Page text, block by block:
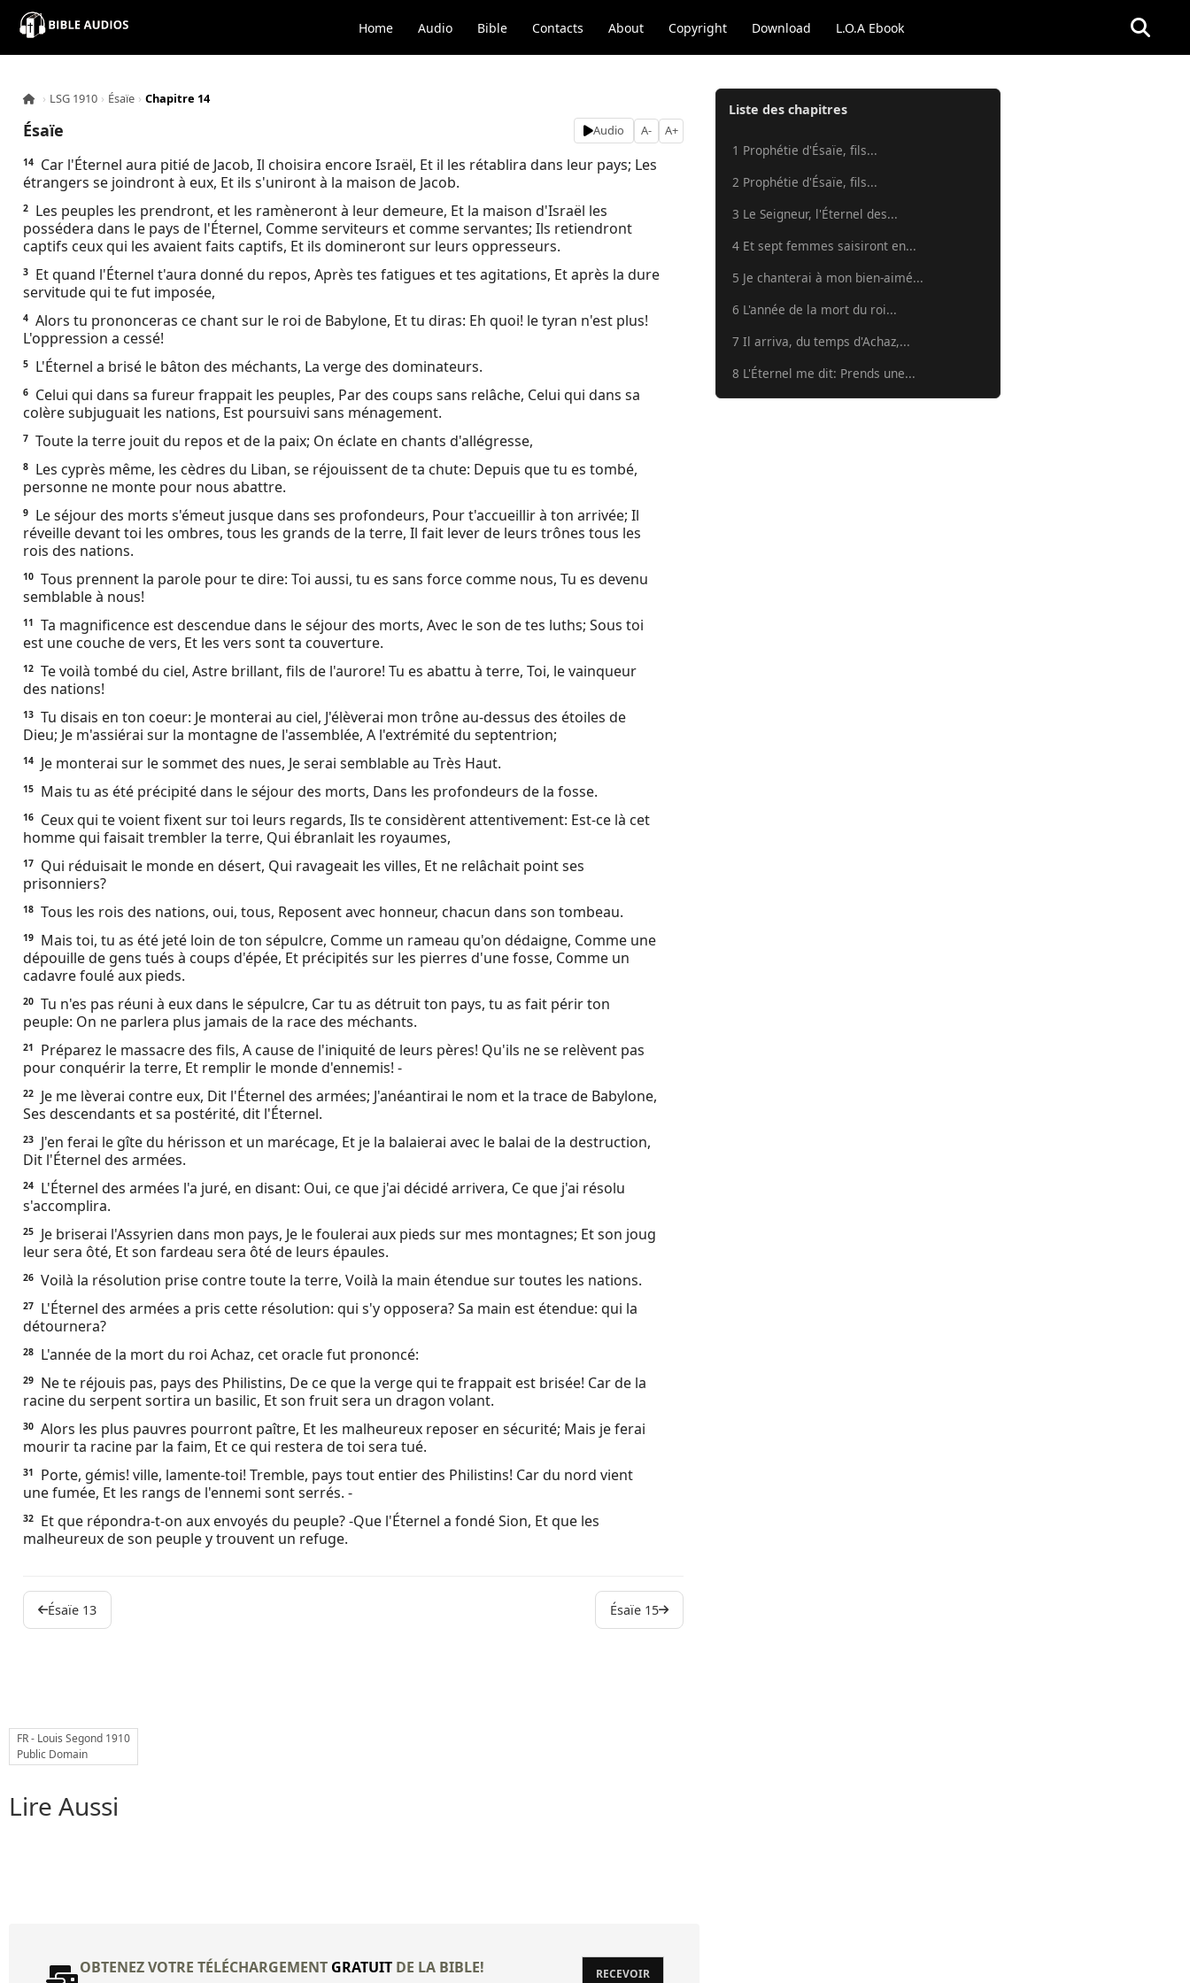
Home Audio Bible Contacts About Copyright Download L.O.A Ebook
×
Audio
Bible
Contacts
About
Copyright
Download
L.O.A
Ebook
› LSG 1910 › Ésaïe › Chapitre 14
Ésaïe Audio A- A+
14
Car l'Éternel aura pitié de Jacob, Il choisira encore Israël, Et il les rétablira dans leur pays; Les
étrangers se joindront à eux, Et ils s'uniront à la maison de Jacob.
2
Les peuples les prendront, et les ramèneront à leur demeure, Et la maison d'Israël les
possédera dans le pays de l'Éternel, Comme serviteurs et comme servantes; Ils retiendront
captifs ceux qui les avaient faits captifs, Et ils domineront sur leurs oppresseurs.
3
Et quand l'Éternel t'aura donné du repos, Après tes fatigues et tes agitations, Et après la dure
servitude qui te fut imposée,
4 Alors tu prononceras ce chant sur le roi de Babylone, Et tu diras: Eh quoi! le tyran n'est plus!
L'oppression a cessé!
5 L'Éternel a brisé le bâton des méchants, La verge des dominateurs.
6
Celui qui dans sa fureur frappait les peuples, Par des coups sans relâche, Celui qui dans sa
colère subjuguait les nations, Est poursuivi sans ménagement.
7 Toute la terre jouit du repos et de la paix; On éclate en chants d'allégresse,
8
Les cyprès même, les cèdres du Liban, se réjouissent de ta chute: Depuis que tu es tombé,
personne ne monte pour nous abattre.
9
Le séjour des morts s'émeut jusque dans ses profondeurs, Pour t'accueillir à ton arrivée; Il
réveille devant toi les ombres, tous les grands de la terre, Il fait lever de leurs trônes tous les
rois des nations.
10 Tous prennent la parole pour te dire: Toi aussi, tu es sans force comme nous, Tu es devenu
semblable à nous!
11
Ta magnificence est descendue dans le séjour des morts, Avec le son de tes luths; Sous toi
est une couche de vers, Et les vers sont ta couverture.
12 Te voilà tombé du ciel, Astre brillant, fils de l'aurore! Tu es abattu à terre, Toi, le vainqueur
des nations!
13 Tu disais en ton coeur: Je monterai au ciel, J'élèverai mon trône au-dessus des étoiles de
Dieu; Je m'assiérai sur la montagne de l'assemblée, A l'extrémité du septentrion;
14 Je monterai sur le sommet des nues, Je serai semblable au Très Haut.
15 Mais tu as été précipité dans le séjour des morts, Dans les profondeurs de la fosse.
16
Ceux qui te voient fixent sur toi leurs regards, Ils te considèrent attentivement: Est-ce là cet
homme qui faisait trembler la terre, Qui ébranlait les royaumes,
17
Qui réduisait le monde en désert, Qui ravageait les villes, Et ne relâchait point ses
prisonniers?
18 Tous les rois des nations, oui, tous, Reposent avec honneur, chacun dans son tombeau.
19
Mais toi, tu as été jeté loin de ton sépulcre, Comme un rameau qu'on dédaigne, Comme une
dépouille de gens tués à coups d'épée, Et précipités sur les pierres d'une fosse, Comme un
cadavre foulé aux pieds.
20 Tu n'es pas réuni à eux dans le sépulcre, Car tu as détruit ton pays, tu as fait périr ton
peuple: On ne parlera plus jamais de la race des méchants.
21
Préparez le massacre des fils, A cause de l'iniquité de leurs pères! Qu'ils ne se relèvent pas
pour conquérir la terre, Et remplir le monde d'ennemis! -
22
Je me lèverai contre eux, Dit l'Éternel des armées; J'anéantirai le nom et la trace de Babylone,
Ses descendants et sa postérité, dit l'Éternel.
23
J'en ferai le gîte du hérisson et un marécage, Et je la balaierai avec le balai de la destruction,
Dit l'Éternel des armées.
24
L'Éternel des armées l'a juré, en disant: Oui, ce que j'ai décidé arrivera, Ce que j'ai résolu
s'accomplira.
25
Je briserai l'Assyrien dans mon pays, Je le foulerai aux pieds sur mes montagnes; Et son joug
leur sera ôté, Et son fardeau sera ôté de leurs épaules.
26 Voilà la résolution prise contre toute la terre, Voilà la main étendue sur toutes les nations.
27
L'Éternel des armées a pris cette résolution: qui s'y opposera? Sa main est étendue: qui la
détournera?
28 L'année de la mort du roi Achaz, cet oracle fut prononcé:
29
Ne te réjouis pas, pays des Philistins, De ce que la verge qui te frappait est brisée! Car de la
racine du serpent sortira un basilic, Et son fruit sera un dragon volant.
30 Alors les plus pauvres pourront paître, Et les malheureux reposer en sécurité; Mais je ferai
mourir ta racine par la faim, Et ce qui restera de toi sera tué.
31
Porte, gémis! ville, lamente-toi! Tremble, pays tout entier des Philistins! Car du nord vient
une fumée, Et les rangs de l'ennemi sont serrés. -
32
Et que répondra-t-on aux envoyés du peuple? -Que l'Éternel a fondé Sion, Et que les
malheureux de son peuple y trouvent un refuge.
Ésaïe 13 Ésaïe 15
Liste des chapitres
1 Prophétie d'Ésaïe, fils...
2 Prophétie d'Ésaïe, fils...
3 Le Seigneur, l'Éternel des...
4 Et sept femmes saisiront en...
5 Je chanterai à mon bien-aimé...
6 L'année de la mort du roi...
7 Il arriva, du temps d'Achaz,...
8 L'Éternel me dit: Prends une...
FR - Louis Segond 1910
Public Domain
Lire Aussi
OBTENEZ VOTRE TÉLÉCHARGEMENT GRATUIT DE LA BIBLE! RECEVOIR